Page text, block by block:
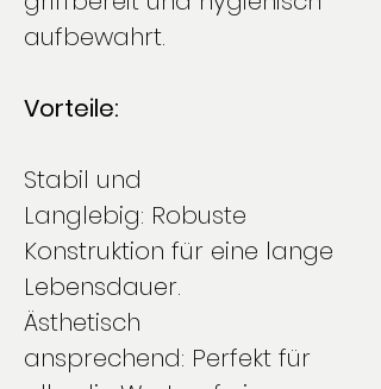
aufbewahrt.
Vorteile:
Stabil und
Langlebig: Robuste
Konstruktion für eine lange
Lebensdauer.
Ästhetisch
ansprechend: Perfekt für